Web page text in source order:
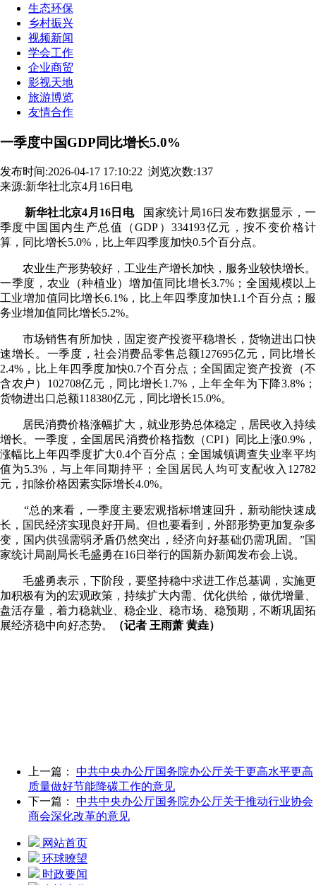
生态环保
乡村振兴
视频新闻
学会工作
企业商贸
影视天地
旅游博览
友情合作
一季度中国GDP同比增长5.0%
发布时间:2026-04-17 17:10:22 浏览次数:137
来源:新华社北京4月16日电
新华社北京4月16日电
国家统计局16日发布数据显示，一
季度中国国内生产总值（GDP）334193亿元，按不变价格计
算，同比增长5.0%，比上年四季度加快0.5个百分点。
农业生产形势较好，工业生产增长加快，服务业较快增长。
一季度，农业（种植业）增加值同比增长3.7%；全国规模以上
工业增加值同比增长6.1%，比上年四季度加快1.1个百分点；服
务业增加值同比增长5.2%。
市场销售有所加快，固定资产投资平稳增长，货物进出口快
速增长。一季度，社会消费品零售总额127695亿元，同比增长
2.4%，比上年四季度加快0.7个百分点；全国固定资产投资（不
含农户）102708亿元，同比增长1.7%，上年全年为下降3.8%；
货物进出口总额118380亿元，同比增长15.0%。
居民消费价格涨幅扩大，就业形势总体稳定，居民收入持续
增长。一季度，全国居民消费价格指数（CPI）同比上涨0.9%，
涨幅比上年四季度扩大0.4个百分点；全国城镇调查失业率平均
值为5.3%，与上年同期持平；全国居民人均可支配收入12782
元，扣除价格因素实际增长4.0%。
“总的来看，一季度主要宏观指标增速回升，新动能快速成
长，国民经济实现良好开局。但也要看到，外部形势更加复杂多
变，国内供强需弱矛盾仍然突出，经济向好基础仍需巩固。”国
家统计局副局长毛盛勇在16日举行的国新办新闻发布会上说。
毛盛勇表示，下阶段，要坚持稳中求进工作总基调，实施更
加积极有为的宏观政策，持续扩大内需、优化供给，做优增量、
盘活存量，着力稳就业、稳企业、稳市场、稳预期，不断巩固拓
展经济稳中向好态势。
（记者 王雨萧 黄垚）
上一篇： 中共中央办公厅国务院办公厅关于更高水平更高
质量做好节能降碳工作的意见
下一篇： 中共中央办公厅国务院办公厅关于推动行业协会
商会深化改革的意见
网站首页
环球暸望
时政要闻